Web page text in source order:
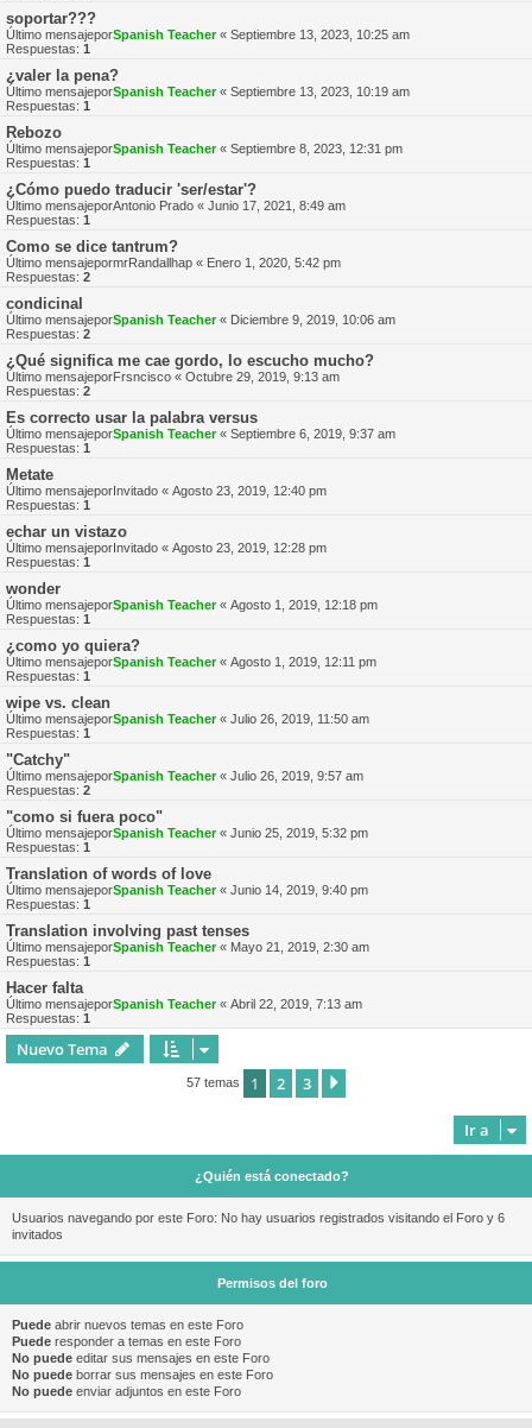
soportar???
Último mensajeporSpanish Teacher« Septiembre 13, 2023, 10:25 am
Respuestas: 1
¿valer la pena?
Último mensajeporSpanish Teacher« Septiembre 13, 2023, 10:19 am
Respuestas: 1
Rebozo
Último mensajeporSpanish Teacher« Septiembre 8, 2023, 12:31 pm
Respuestas: 1
¿Cómo puedo traducir 'ser/estar'?
Último mensajeporAntonio Prado « Junio 17, 2021, 8:49 am
Respuestas: 1
Como se dice tantrum?
Último mensajepormrRandallhap « Enero 1, 2020, 5:42 pm
Respuestas: 2
condicinal
Último mensajeporSpanish Teacher« Diciembre 9, 2019, 10:06 am
Respuestas: 2
¿Qué significa me cae gordo, lo escucho mucho?
Último mensajeporFrsncisco « Octubre 29, 2019, 9:13 am
Respuestas: 2
Es correcto usar la palabra versus
Último mensajeporSpanish Teacher« Septiembre 6, 2019, 9:37 am
Respuestas: 1
Metate
Último mensajeporInvitado « Agosto 23, 2019, 12:40 pm
Respuestas: 1
echar un vistazo
Último mensajeporInvitado « Agosto 23, 2019, 12:28 pm
Respuestas: 1
wonder
Último mensajeporSpanish Teacher« Agosto 1, 2019, 12:18 pm
Respuestas: 1
¿como yo quiera?
Último mensajeporSpanish Teacher« Agosto 1, 2019, 12:11 pm
Respuestas: 1
wipe vs. clean
Último mensajeporSpanish Teacher« Julio 26, 2019, 11:50 am
Respuestas: 1
"Catchy"
Último mensajeporSpanish Teacher« Julio 26, 2019, 9:57 am
Respuestas: 2
"como si fuera poco"
Último mensajeporSpanish Teacher« Junio 25, 2019, 5:32 pm
Respuestas: 1
Translation of words of love
Último mensajeporSpanish Teacher« Junio 14, 2019, 9:40 pm
Respuestas: 1
Translation involving past tenses
Último mensajeporSpanish Teacher« Mayo 21, 2019, 2:30 am
Respuestas: 1
Hacer falta
Último mensajeporSpanish Teacher« Abril 22, 2019, 7:13 am
Respuestas: 1
Nuevo Tema
57 temas 1 2 3
Ir a
¿Quién está conectado?
Usuarios navegando por este Foro: No hay usuarios registrados visitando el Foro y 6
invitados
Permisos del foro
Puede abrir nuevos temas en este Foro
Puede responder a temas en este Foro
No puede editar sus mensajes en este Foro
No puede borrar sus mensajes en este Foro
No puede enviar adjuntos en este Foro